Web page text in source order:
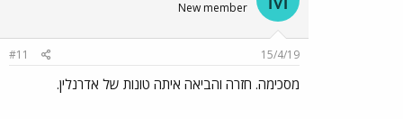
New member
15/4/19
#11
מסכימה. חזרה והביאה איתה טונות של אדרנלין.